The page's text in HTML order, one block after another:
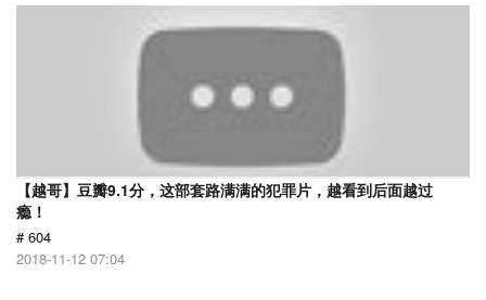
【越哥】豆瓣9.1分，这部套路满满的犯罪片，越看到后面越过
瘾！
# 604
2018-11-12 07:04